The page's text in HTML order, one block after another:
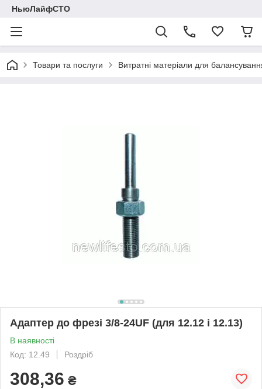
НьюЛайфСТО
Товари та послуги Витратні матеріали для
Адаптер до фрезі 3/8-24UF (для 12.12 і 12.13)
В наявності
Код: 12.49
Роздріб
308,36 ₴